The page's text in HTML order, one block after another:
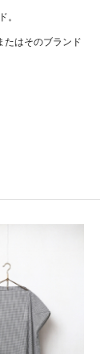
。
たはそのブランド